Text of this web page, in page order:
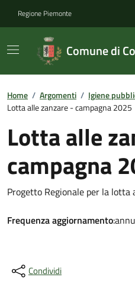
Regione Piemonte
Comune di
Home / Argomenti / Igiene
Lotta alle zanzare - campagna 2025
Lotta alle
campagna
Progetto Regionale per la lotta
Frequenza aggiornamento
Condividi